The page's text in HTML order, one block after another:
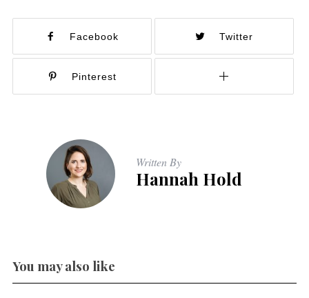
Facebook Twitter
Pinterest
Written By
Hannah Hold
You may also like